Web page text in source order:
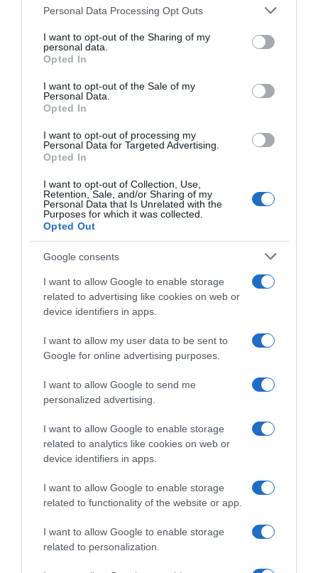
Please note that this website/app uses one or more Google
not limited to your visit or usage behaviour. You may click to
grant or deny consent to Google and its third-party tags to
use your data for below specified purposes in below Google
consent section.
Personal Data Processing Opt Outs
I want to opt-out of the Sharing of my
personal data.
Opted In
I want to opt-out of the Sale of my
Personal Data.
Opted In
I want to opt-out of processing my
Personal Data for Targeted Advertising.
Opted In
I want to opt-out of Collection, Use,
Retention, Sale, and/or Sharing of my
Personal Data that Is Unrelated with the
Purposes for which it was collected.
Opted Out
Google consents
I want to allow Google to enable storage
related to advertising like cookies on web or
device identifiers in apps.
I want to allow my user data to be sent to
Google for online advertising purposes.
I want to allow Google to send me
personalized advertising.
I want to allow Google to enable storage
related to analytics like cookies on web or
device identifiers in apps.
I want to allow Google to enable storage
related to functionality of the website or app.
I want to allow Google to enable storage
related to personalization.
ΑΘΛΗΤΙΚΑ
Κινγκς Κάνγκουα: Στην Αθήνα για τον
Παναθηναϊκό – Θα περάσει από
ιατρικές εξετάσεις και θα υπογράψει
Θα βάλει την υπογραφή του σε τετραετές συμβόλαιο
συνεργασίας με τους «πράσινους», με ετήσιες αποδοχές
περίπου 1 εκατ. ευρώ